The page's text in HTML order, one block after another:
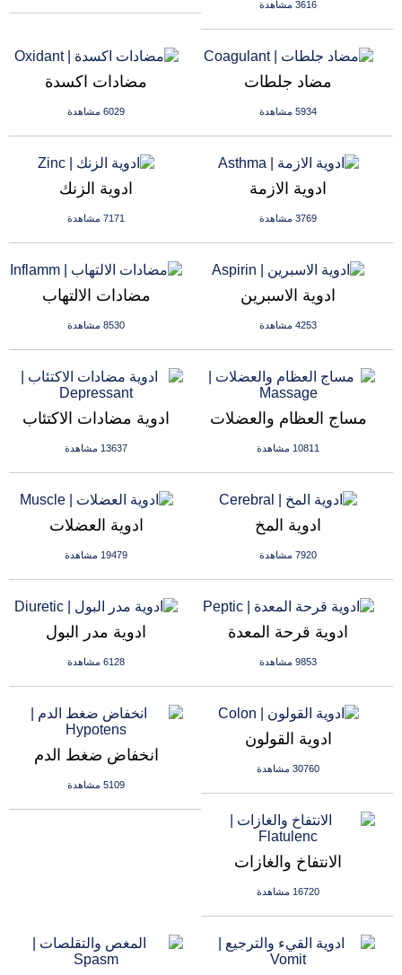
3616 مشاهدة
مضادات اكسدة
6029 مشاهدة
مضاد جلطات
5934 مشاهدة
ادوية الزنك
7171 مشاهدة
ادوية الازمة
3769 مشاهدة
مضادات الالتهاب
8530 مشاهدة
ادوية الاسبرين
4253 مشاهدة
ادوية مضادات الاكتئاب
13637 مشاهدة
مساج العظام والعضلات
10811 مشاهدة
ادوية العضلات
19479 مشاهدة
ادوية المخ
7920 مشاهدة
ادوية مدر البول
6128 مشاهدة
ادوية قرحة المعدة
9853 مشاهدة
انخفاض ضغط الدم
5109 مشاهدة
ادوية القولون
30760 مشاهدة
الانتفاخ والغازات
16720 مشاهدة